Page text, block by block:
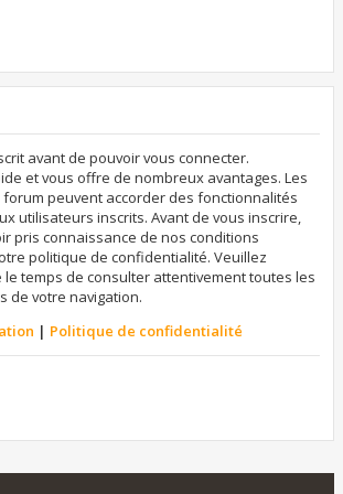
avant de pouvoir vous connecter.
et vous offre de nombreux avantages. Les
peuvent accorder des fonctionnalités
utilisateurs inscrits. Avant de vous inscrire,
pris connaissance de nos conditions
politique de confidentialité. Veuillez
temps de consulter attentivement toutes les
de votre navigation.
| Politique de confidentialité